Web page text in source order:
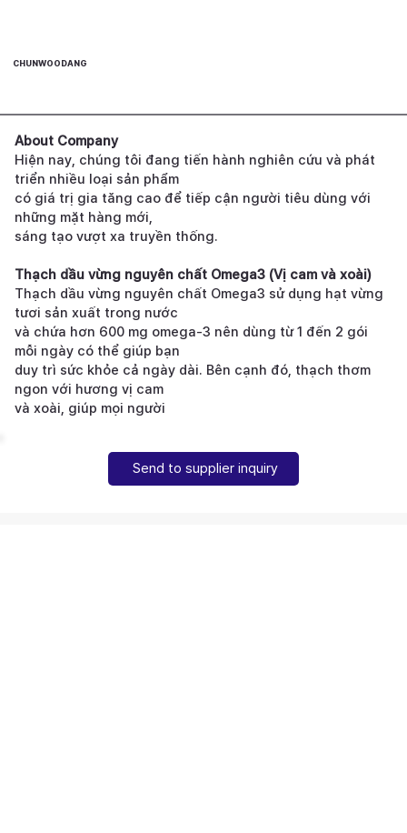
CHUNWOODANG
About Company
Hiện nay, chúng tôi đang tiến hành nghiên cứu và phát
triển nhiều loại sản phẩm
có giá trị gia tăng cao để tiếp cận người tiêu dùng với
những mặt hàng mới,
sáng tạo vượt xa truyền thống.
Thạch dầu vừng nguyên chất Omega3 (Vị cam và xoài)
Thạch dầu vừng nguyên chất Omega3 sử dụng hạt vừng
tươi sản xuất trong nước
và chứa hơn 600 mg omega-3 nên dùng từ 1 đến 2 gói
mỗi ngày có thể giúp bạn
duy trì sức khỏe cả ngày dài. Bên cạnh đó, thạch thơm
ngon với hương vị cam
và xoài, giúp mọi người
Send to supplier inquiry